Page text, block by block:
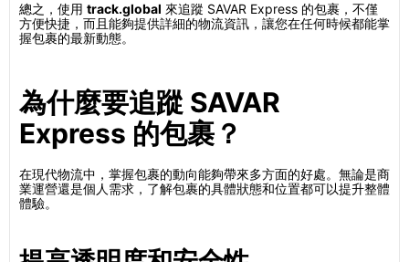
總之，使用 track.global 來追蹤 SAVAR Express 的包裹，不僅
方便快捷，而且能夠提供詳細的物流資訊，讓您在任何時候都能掌
握包裹的最新動態。
為什麼要追蹤 SAVAR
Express 的包裹？
在現代物流中，掌握包裹的動向能夠帶來多方面的好處。無論是商
業運營還是個人需求，了解包裹的具體狀態和位置都可以提升整體
體驗。